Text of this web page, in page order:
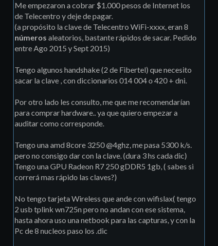
Me empezaron a cobrar $1.000 pesos de Internet los
de Telecentro y deje de pagar.
(a propósito la clave de Telecentro WiFi-xxxx, eran 8
números aleatorios, bastante rápidos de sacar. Pedido
entre Ago 2015 y Sept 2015)
Tengo algunos handshake (2 de Fibertel) que necesito
sacar la clave , con diccionarios 014 004 o 420 + dni.
Por otro lado les consulto, me que me recomendarían
para comprar hardware.. ya que quiero empezar a
auditar como corresponde.
Tengo una amd 8core 3250 @4ghz, me pasa 5300 k/s.
pero no consigo dar con la clave. (dura 3 hs cada dic)
Tengo una GPU Radeon R7 250 gDDR5 1gb, ( sabes si
correrá mas rápido las claves?)
No tengo tarjeta Wireless que ande con wifislax( tengo
2 usb tplink wn725n pero no andan con ese sistema,
hasta ahora uso una netbook para las capturas, y con la
Pc de 8 nucleos paso los .dic